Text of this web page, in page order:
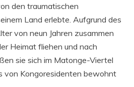
den traumatischen
Land erlebte. Aufgrund des
von neun Jahren zusammen
Heimat fliehen und nach
sie sich im Matonge-Viertel
von Kongoresidenten bewohnt